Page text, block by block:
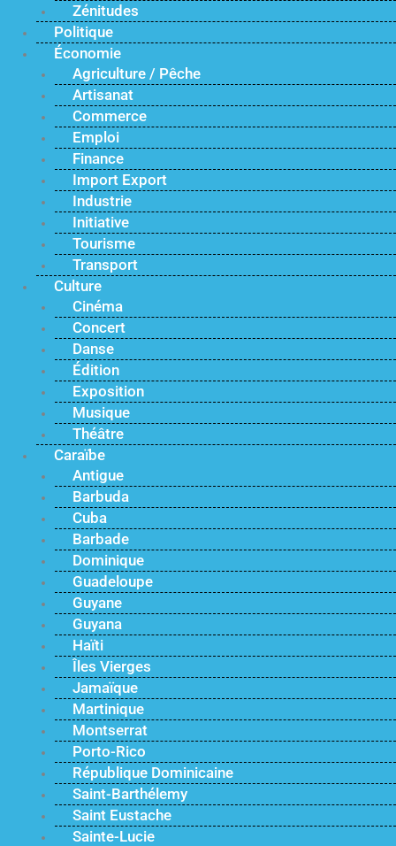
Zénitudes
Politique
Économie
Agriculture / Pêche
Artisanat
Commerce
Emploi
Finance
Import Export
Industrie
Initiative
Tourisme
Transport
Culture
Cinéma
Concert
Danse
Édition
Exposition
Musique
Théâtre
Caraïbe
Antigue
Barbuda
Cuba
Barbade
Dominique
Guadeloupe
Guyane
Guyana
Haïti
Îles Vierges
Jamaïque
Martinique
Montserrat
Porto-Rico
République Dominicaine
Saint-Barthélemy
Saint Eustache
Sainte-Lucie